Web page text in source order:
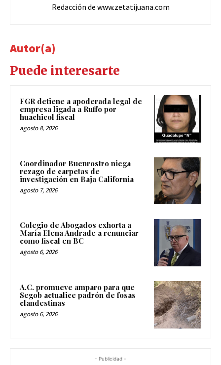
Redacción de www.zetatijuana.com
Autor(a)
Puede interesarte
FGR detiene a apoderada legal de
empresa ligada a Ruffo por
huachicol fiscal
agosto 8, 2026
Coordinador Buenrostro niega
rezago de carpetas de
investigación en Baja California
agosto 7, 2026
Colegio de Abogados exhorta a
María Elena Andrade a renunciar
como fiscal en BC
agosto 6, 2026
A.C. promueve amparo para que
Segob actualice padrón de fosas
clandestinas
agosto 6, 2026
- Publicidad -